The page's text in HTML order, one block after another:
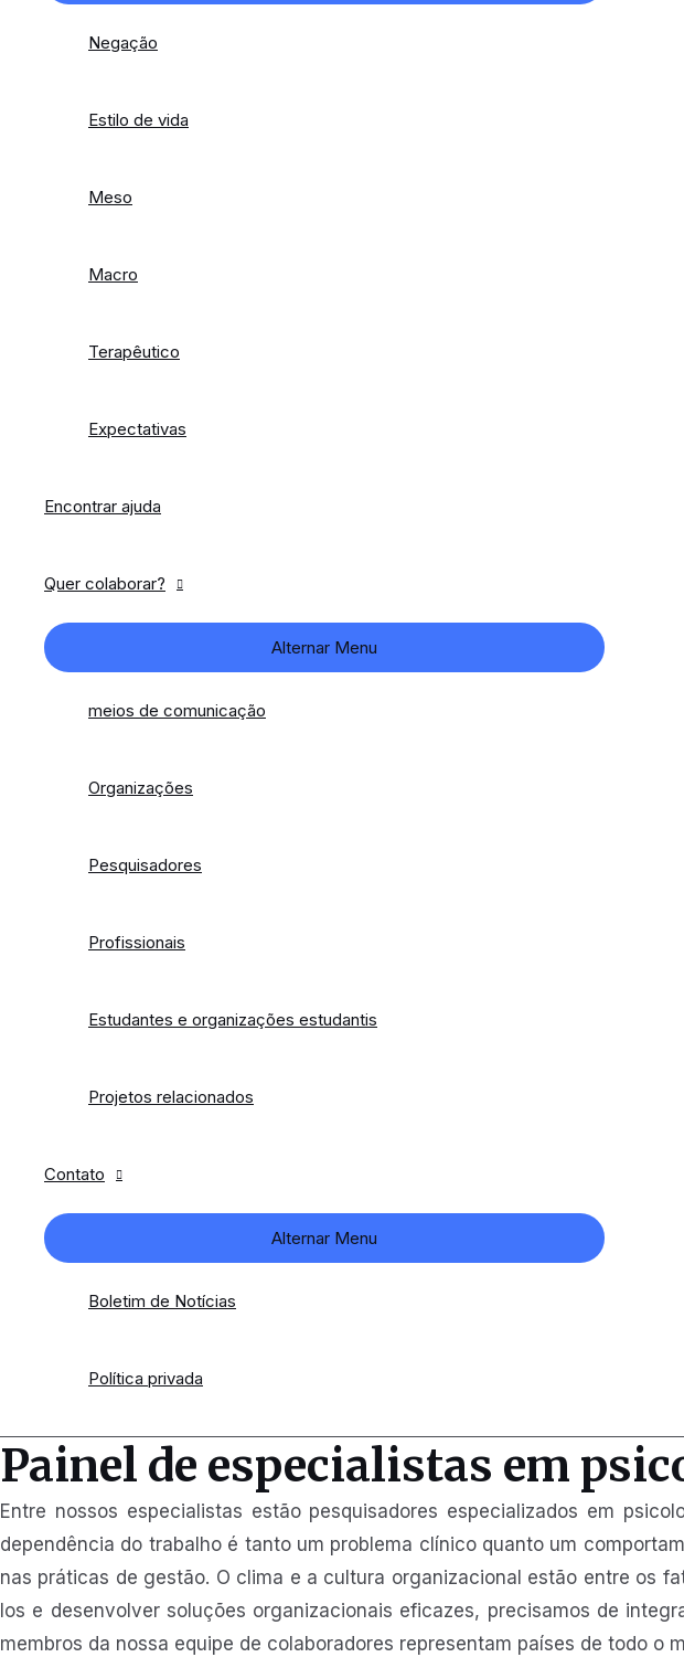
Negação
Estilo de vida
Meso
Macro
Terapêutico
Expectativas
Encontrar ajuda
Quer colaborar?
Alternar Menu
meios de comunicação
Organizações
Pesquisadores
Profissionais
Estudantes e organizações estudantis
Projetos relacionados
Contato
Alternar Menu
Boletim de Notícias
Política privada
Painel de especialistas em
Entre nossos especialistas estão pesquisadores especializados em
dependência do trabalho é tanto um problema clínico quanto um
nas práticas de gestão. O clima e a cultura organizacional estão entre os
los e desenvolver soluções organizacionais eficazes, precisamos de
membros da nossa equipe de colaboradores representam países de todo o